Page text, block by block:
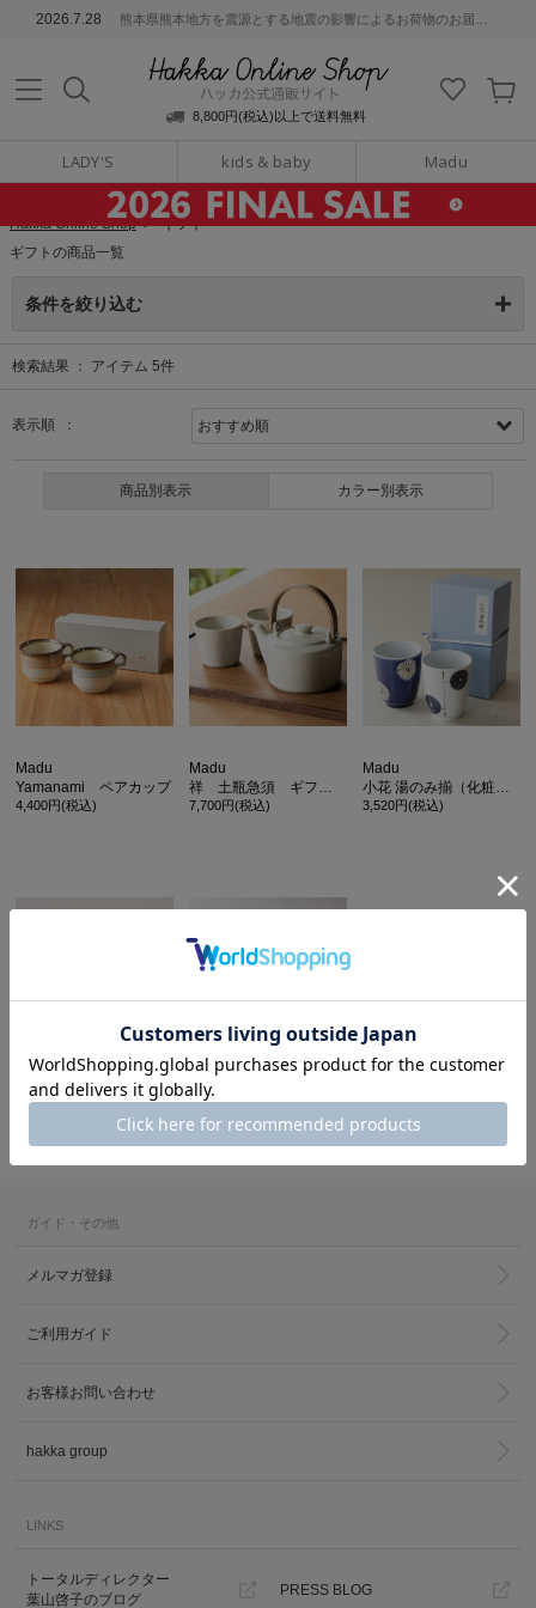
2026.7.28 熊本県熊本地方を震源とする地震の影響によるお荷物のお届けについて
8,800円(税込)以上で送料無料
LADY'S kids & baby Madu
通販サイト
販サイト
Hakka Online Shop＞ギフト
ギフトの商品一覧
条件を絞り込む
検索結果 ： アイテム 5件
表示順 ：
商品別表示 カラー別表示
Madu
Yamanami ペアカップ
4,400円(税込)
Madu
7,700円(税込)
Madu
3,520円(税込)
Madu
ふわり 手付碗揃
Madu
WECK TULIP200ml SET
3,080円(税込)
ガイド・その他
メルマガ登録
ご利用ガイド
お客様お問い合わせ
hakka group
LINKS
トータルディレクター
葉山啓子のブログ
PRESS BLOG